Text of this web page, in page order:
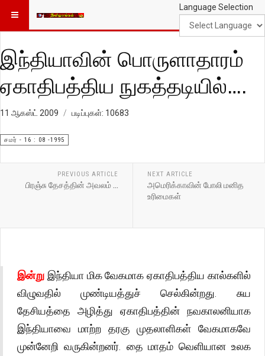
Language Selection
இந்தியாவின் பொருளாதாரம்
ஏகாதிபத்திய நுகத்தடியில்….
11 ஆகஸ்ட் 2009 படிப்புகள்: 10683
சமர் - 16 : 08 -1995
PREVIOUS ARTICLE
பிரஞ்சு தேசத்தின் அவலம் …
NEXT ARTICLE
அமெரிக்காவின் போலி மனித
உரிமைகள்
இன்று இந்தியா மிக வேகமாக ஏகாதிபத்திய கால்களில்
விழுவதில் முண்டியத்துச் செல்கின்றது. சுய
தேசியத்தை அழித்து ஏகாதிபத்தின் நவகாலனியாக
இந்தியாவை மாற்ற தரகு முதலாளிகள் வேகமாகவே
முன்னேறி வருகின்றனர். தை மாதம் வெளியான உலக